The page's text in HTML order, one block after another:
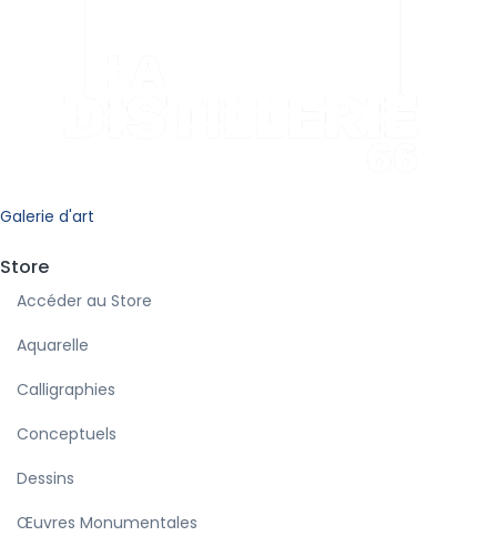
Galerie d'art
Store
Accéder au Store
Aquarelle
Calligraphies
Conceptuels
Dessins
Œuvres Monumentales